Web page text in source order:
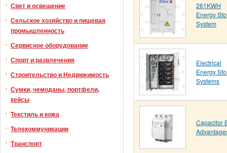
Свет и освещение
Сельское хозяйство и пищевая
промышленность
Сервисное оборудование
Спорт и развлечения
Строительство и Недвижимость
Сумки, чемоданы, портфели,
кейсы
Текстиль и кожа
Телекоммуникации
Транспорт
261KWH
Energy
System
Electrical
Energy
Systems
Capacitor